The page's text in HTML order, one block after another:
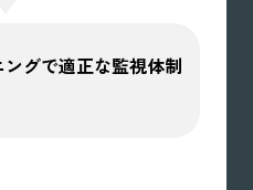
グで適正な監視体制